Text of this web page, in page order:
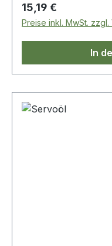
Regulärer Preis:
15,19 €
Preise inkl. MwSt.
In